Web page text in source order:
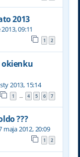
2013
2013, 09:11
1 2
2013, 15:14
1 … 4 5 6 7
???
maja 2012, 20:09
1 2